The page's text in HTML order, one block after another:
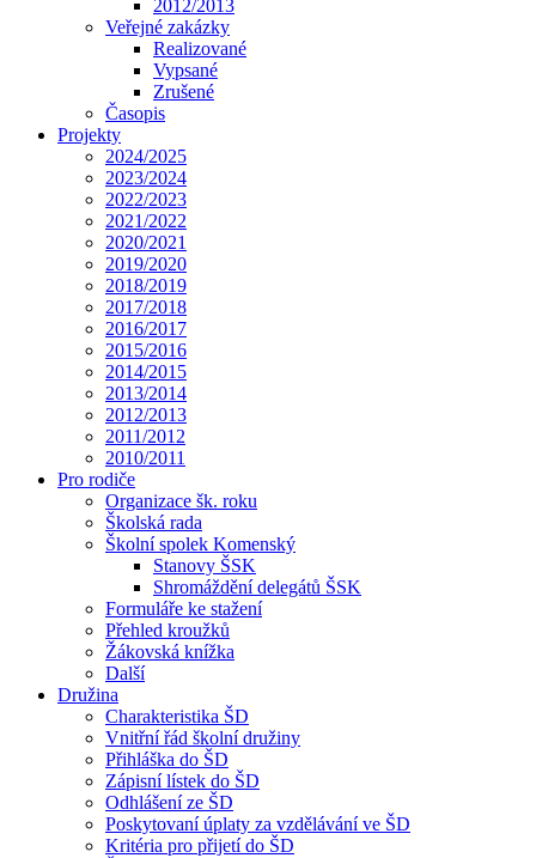
2012/2013
Veřejné zakázky
Realizované
Vypsané
Zrušené
Časopis
Projekty
2024/2025
2023/2024
2022/2023
2021/2022
2020/2021
2019/2020
2018/2019
2017/2018
2016/2017
2015/2016
2014/2015
2013/2014
2012/2013
2011/2012
2010/2011
Pro rodiče
Organizace šk. roku
Školská rada
Školní spolek Komenský
Stanovy ŠSK
Shromáždění delegátů ŠSK
Formuláře ke stažení
Přehled kroužků
Žákovská knížka
Další
Družina
Charakteristika ŠD
Vnitřní řád školní družiny
Přihláška do ŠD
Zápisní lístek do ŠD
Odhlášení ze ŠD
Poskytovaní úplaty za vzdělávání ve ŠD
Kritéria pro přijetí do ŠD